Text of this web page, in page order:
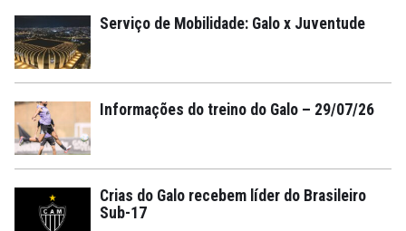
Serviço de Mobilidade: Galo x Juventude
Informações do treino do Galo – 29/07/26
Crias do Galo recebem líder do Brasileiro
Sub-17